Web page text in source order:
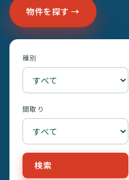
物件を探す →
種別
間取り
検索